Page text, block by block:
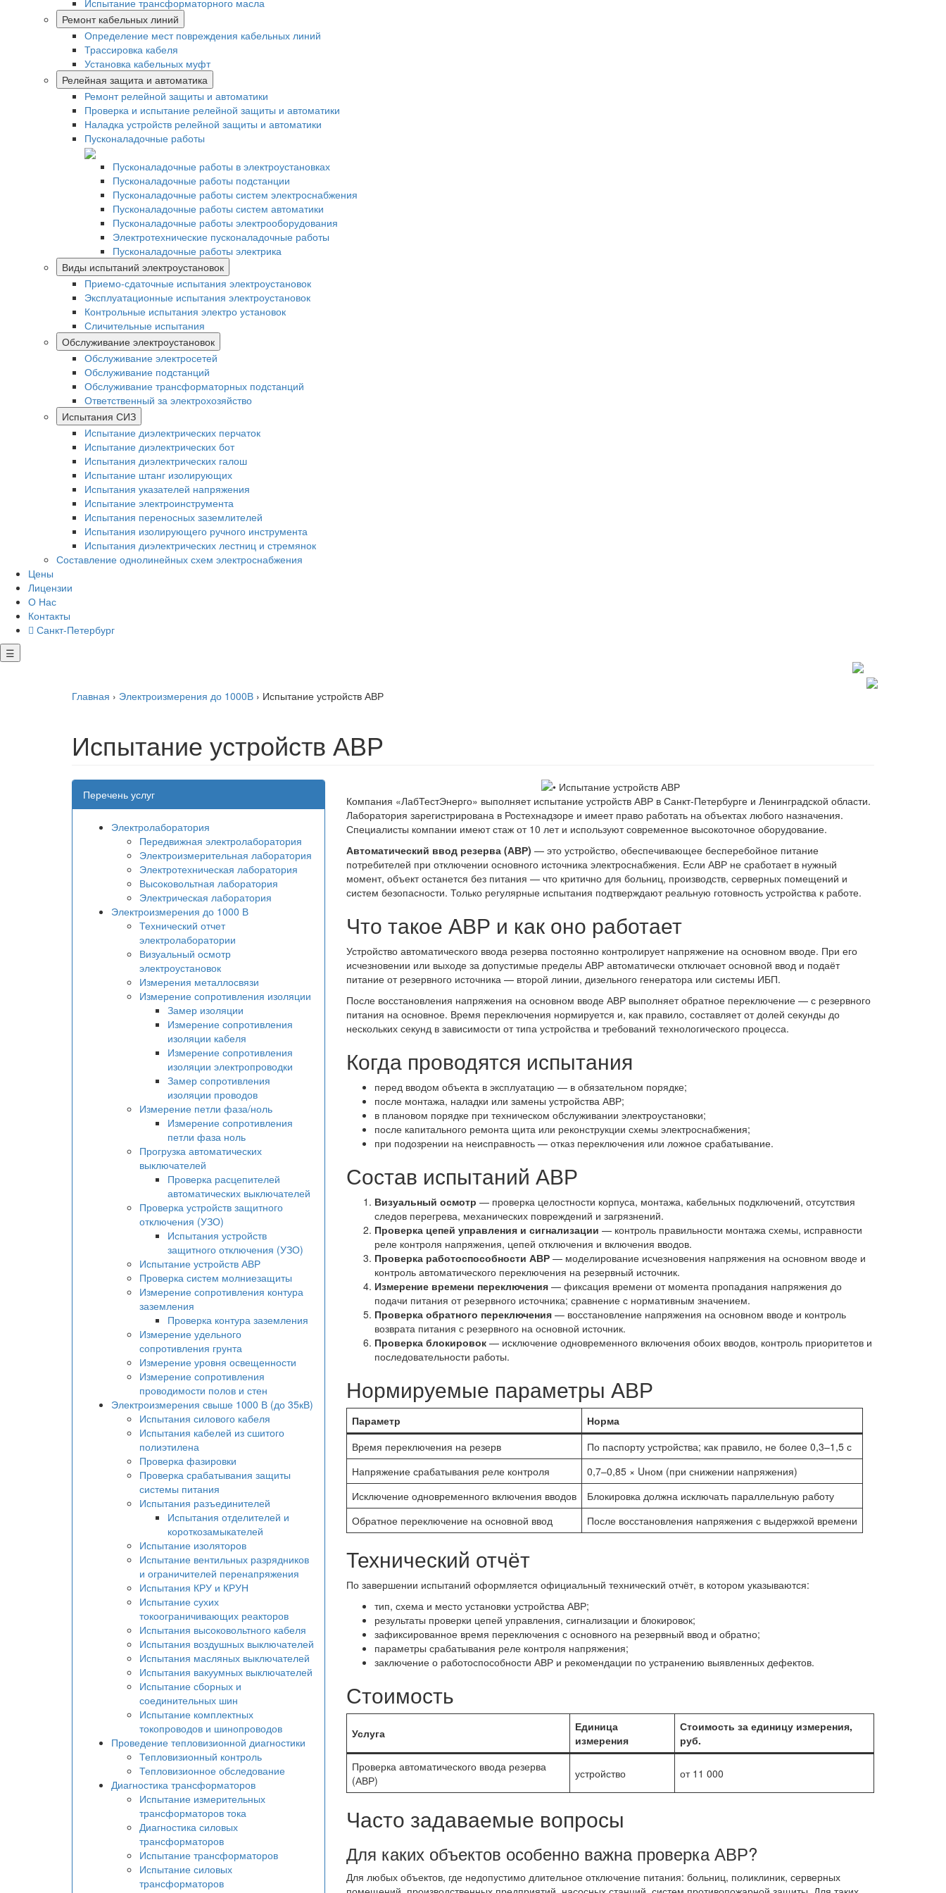
Испытание трансформаторного масла
Ремонт кабельных линий
Определение мест повреждения кабельных линий
Трассировка кабеля
Установка кабельных муфт
Релейная защита и автоматика
Ремонт релейной защиты и автоматики
Проверка и испытание релейной защиты и автоматики
Наладка устройств релейной защиты и автоматики
Пусконаладочные работы
Пусконаладочные работы в электроустановках
Пусконаладочные работы подстанции
Пусконаладочные работы систем электроснабжения
Пусконаладочные работы систем автоматики
Пусконаладочные работы электрооборудования
Электротехнические пусконаладочные работы
Пусконаладочные работы электрика
Виды испытаний электроустановок
Приемо-сдаточные испытания электроустановок
Эксплуатационные испытания электроустановок
Контрольные испытания электро установок
Сличительные испытания
Обслуживание электроустановок
Обслуживание электросетей
Обслуживание подстанций
Обслуживание трансформаторных подстанций
Ответственный за электрохозяйство
Испытания СИЗ
Испытание диэлектрических перчаток
Испытание диэлектрических бот
Испытания диэлектрических галош
Испытание штанг изолирующих
Испытания указателей напряжения
Испытание электроинструмента
Испытания переносных заземлителей
Испытания изолирующего ручного инструмента
Испытания диэлектрических лестниц и стремянок
Составление однолинейных схем электроснабжения
Цены
Лицензии
О Нас
Контакты
Санкт-Петербург
☰
Главная › Электроизмерения до 1000В › Испытание устройств АВР
Испытание устройств АВР
Перечень услуг
Электролаборатория
Передвижная электролаборатория
Электроизмерительная лаборатория
Электротехническая лаборатория
Высоковольтная лаборатория
Электрическая лаборатория
Электроизмерения до 1000 В
Технический отчет
электролаборатории
Визуальный осмотр
электроустановок
Измерения металлосвязи
Измерение сопротивления изоляции
Замер изоляции
Измерение сопротивления
изоляции кабеля
Измерение сопротивления
изоляции электропроводки
Замер сопротивления
изоляции проводов
Измерение петли фаза/ноль
Измерение сопротивления
петли фаза ноль
Прогрузка автоматических
выключателей
Проверка расцепителей
автоматических выключателей
Проверка устройств защитного
отключения (УЗО)
Испытания устройств
защитного отключения (УЗО)
Испытание устройств АВР
Проверка систем молниезащиты
Измерение сопротивления контура
заземления
Проверка контура заземления
Измерение удельного
сопротивления грунта
Измерение уровня освещенности
Измерение сопротивления
проводимости полов и стен
Электроизмерения свыше 1000 В (до 35кВ)
Испытания силового кабеля
Испытания кабелей из сшитого
полиэтилена
Проверка фазировки
Проверка срабатывания защиты
системы питания
Испытания разъединителей
Испытания отделителей и
короткозамыкателей
Испытание изоляторов
Испытание вентильных разрядников
и ограничителей перенапряжения
Испытания КРУ и КРУН
Испытание сухих
токоограничивающих реакторов
Испытания высоковольтного кабеля
Испытания воздушных выключателей
Испытания масляных выключателей
Испытания вакуумных выключателей
Испытание сборных и
соединительных шин
Испытание комплектных
токопроводов и шинопроводов
Проведение тепловизионной диагностики
Тепловизионный контроль
Тепловизионное обследование
Диагностика трансформаторов
Испытание измерительных
трансформаторов тока
Диагностика силовых
трансформаторов
Испытание трансформаторов
Испытание силовых
трансформаторов
Компания «ЛабТестЭнерго» выполняет испытание устройств АВР в Санкт‑Петербурге и Ленинградской области.
Лаборатория зарегистрирована в Ростехнадзоре и имеет право работать на объектах любого назначения.
Специалисты компании имеют стаж от 10 лет и используют современное высокоточное оборудование.
Автоматический ввод резерва (АВР) — это устройство, обеспечивающее бесперебойное питание
потребителей при отключении основного источника электроснабжения. Если АВР не сработает в нужный
момент, объект останется без питания — что критично для больниц, производств, серверных помещений и
систем безопасности. Только регулярные испытания подтверждают реальную готовность устройства к работе.
Что такое АВР и как оно работает
Устройство автоматического ввода резерва постоянно контролирует напряжение на основном вводе. При его
исчезновении или выходе за допустимые пределы АВР автоматически отключает основной ввод и подаёт
питание от резервного источника — второй линии, дизельного генератора или системы ИБП.
После восстановления напряжения на основном вводе АВР выполняет обратное переключение — с резервного
питания на основное. Время переключения нормируется и, как правило, составляет от долей секунды до
нескольких секунд в зависимости от типа устройства и требований технологического процесса.
Когда проводятся испытания
перед вводом объекта в эксплуатацию — в обязательном порядке;
после монтажа, наладки или замены устройства АВР;
в плановом порядке при техническом обслуживании электроустановки;
после капитального ремонта щита или реконструкции схемы электроснабжения;
при подозрении на неисправность — отказ переключения или ложное срабатывание.
Состав испытаний АВР
Визуальный осмотр — проверка целостности корпуса, монтажа, кабельных подключений, отсутствия
следов перегрева, механических повреждений и загрязнений.
Проверка цепей управления и сигнализации — контроль правильности монтажа схемы, исправности
реле контроля напряжения, цепей отключения и включения вводов.
Проверка работоспособности АВР — моделирование исчезновения напряжения на основном вводе и
контроль автоматического переключения на резервный источник.
Измерение времени переключения — фиксация времени от момента пропадания напряжения до
подачи питания от резервного источника; сравнение с нормативным значением.
Проверка обратного переключения — восстановление напряжения на основном вводе и контроль
возврата питания с резервного на основной источник.
Проверка блокировок — исключение одновременного включения обоих вводов, контроль приоритетов и
последовательности работы.
Нормируемые параметры АВР
Параметр
Норма
Время переключения на резерв
По паспорту устройства; как правило, не более 0,3–1,5 с
Напряжение срабатывания реле контроля
0,7–0,85 × Uном (при снижении напряжения)
Исключение одновременного включения вводов
Блокировка должна исключать параллельную работу
Обратное переключение на основной ввод
После восстановления напряжения с выдержкой времени
Технический отчёт
По завершении испытаний оформляется официальный технический отчёт, в котором указываются:
тип, схема и место установки устройства АВР;
результаты проверки цепей управления, сигнализации и блокировок;
зафиксированное время переключения с основного на резервный ввод и обратно;
параметры срабатывания реле контроля напряжения;
заключение о работоспособности АВР и рекомендации по устранению выявленных дефектов.
Стоимость
Услуга
Единица
измерения
Стоимость за единицу измерения,
руб.
Проверка автоматического ввода резерва
(АВР)
устройство от 11 000
Часто задаваемые вопросы
Для каких объектов особенно важна проверка АВР?
Для любых объектов, где недопустимо длительное отключение питания: больниц, поликлиник, серверных